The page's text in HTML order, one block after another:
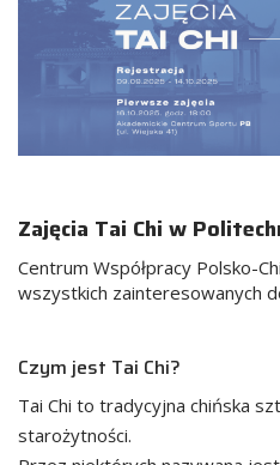
Zajęcia Tai Chi w
Centrum Współpracy Polsko-
wszystkich zainteresowanych
Czym jest Tai Chi?
Tai Chi to tradycyjna chińska
starożytności.